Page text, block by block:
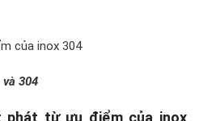
và 304
phát từ ưu điểm của inox